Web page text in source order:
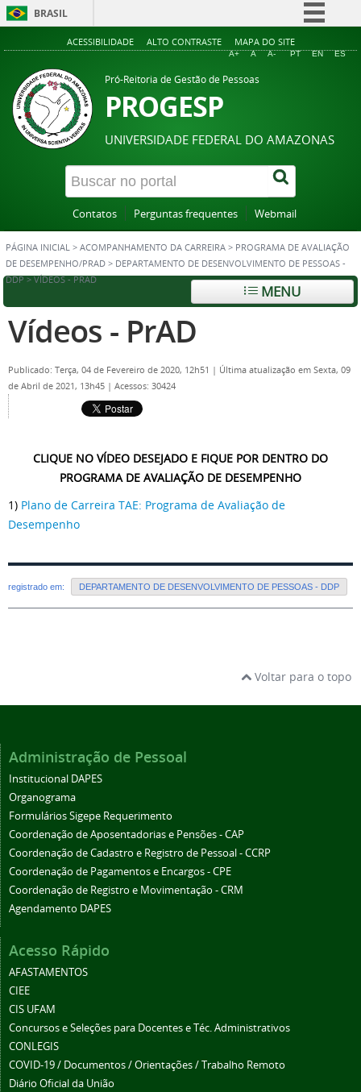
BRASIL
Simplifique!
Acesso à informação
Legislação
Canais
ACESSIBILIDADE ALTO CONTRASTE MAPA DO SITE
A+ A A- PT EN ES
Pró-Reitoria de Gestão de Pessoas
PROGESP
UNIVERSIDADE FEDERAL DO AMAZONAS
Contatos Perguntas frequentes Webmail
PÁGINA INICIAL > ACOMPANHAMENTO DA CARREIRA > PROGRAMA DE AVALIAÇÃO
DE DESEMPENHO/PRAD > DEPARTAMENTO DE DESENVOLVIMENTO DE PESSOAS -
DDP > VÍDEOS - PRAD
MENU
Vídeos - PrAD
Publicado: Terça, 04 de Fevereiro de 2020, 12h51 | Última atualização em Sexta, 09
de Abril de 2021, 13h45 | Acessos: 30424
CLIQUE NO VÍDEO DESEJADO E FIQUE POR DENTRO DO
PROGRAMA DE AVALIAÇÃO DE DESEMPENHO
1) Plano de Carreira TAE: Programa de Avaliação de
Desempenho
registrado em: DEPARTAMENTO DE DESENVOLVIMENTO DE PESSOAS - DDP
Voltar para o topo
Administração de Pessoal
Institucional DAPES
Organograma
Formulários Sigepe Requerimento
Coordenação de Aposentadorias e Pensões - CAP
Coordenação de Cadastro e Registro de Pessoal - CCRP
Coordenação de Pagamentos e Encargos - CPE
Coordenação de Registro e Movimentação - CRM
Agendamento DAPES
Acesso Rápido
AFASTAMENTOS
CIEE
CIS UFAM
Concursos e Seleções para Docentes e Téc. Administrativos
CONLEGIS
COVID-19 / Documentos / Orientações / Trabalho Remoto
Diário Oficial da União